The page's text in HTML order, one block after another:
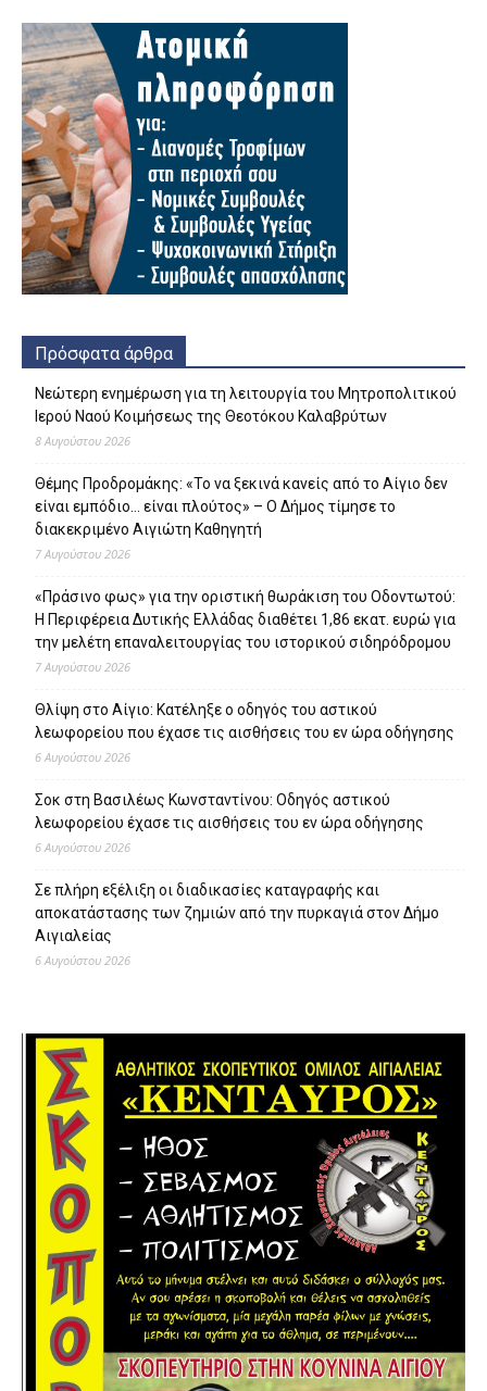
Πρόσφατα άρθρα
Νεώτερη ενημέρωση για τη λειτουργία του Μητροπολιτικού
Ιερού Ναού Κοιμήσεως της Θεοτόκου Καλαβρύτων
8 Αυγούστου 2026
Θέμης Προδρομάκης: «Το να ξεκινά κανείς από το Αίγιο δεν
είναι εμπόδιο… είναι πλούτος» – O Δήμος τίμησε το
διακεκριμένο Αιγιώτη Καθηγητή
7 Αυγούστου 2026
«Πράσινο φως» για την οριστική θωράκιση του Οδοντωτού:
Η Περιφέρεια Δυτικής Ελλάδας διαθέτει 1,86 εκατ. ευρώ για
την μελέτη επαναλειτουργίας του ιστορικού σιδηρόδρομου
7 Αυγούστου 2026
Θλίψη στο Αίγιο: Κατέληξε ο οδηγός του αστικού
λεωφορείου που έχασε τις αισθήσεις του εν ώρα οδήγησης
6 Αυγούστου 2026
Σοκ στη Βασιλέως Κωνσταντίνου: Οδηγός αστικού
λεωφορείου έχασε τις αισθήσεις του εν ώρα οδήγησης
6 Αυγούστου 2026
Σε πλήρη εξέλιξη οι διαδικασίες καταγραφής και
αποκατάστασης των ζημιών από την πυρκαγιά στον Δήμο
Αιγιαλείας
6 Αυγούστου 2026